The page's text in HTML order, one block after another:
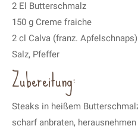
2 El Butterschmalz
150 g Creme fraiche
2 cl Calva (franz. Apfelschnaps)
Salz, Pfeffer
Zubereitung:
Steaks in heißem
scharf anbraten,